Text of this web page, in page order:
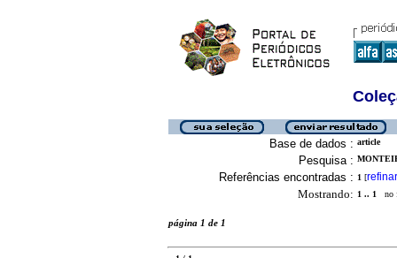
Base de dados : article
Pesquisa :
Referências encontradas : 1 [refinar
Mostrando: 1 .. 1 no
página 1 de 1